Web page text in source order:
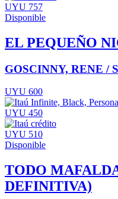
UYU 757
Disponible
EL PEQUEÑO
GOSCINNY, RENE /
UYU 600
UYU 450
UYU 510
Disponible
TODO
DEFINITIVA)